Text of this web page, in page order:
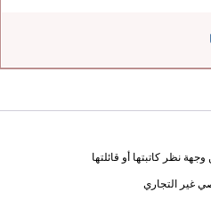
نظر كاتبتها أو قائلتها
غير التجاري